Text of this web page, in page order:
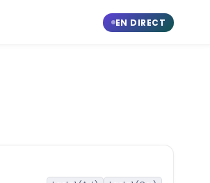
EN DIRECT